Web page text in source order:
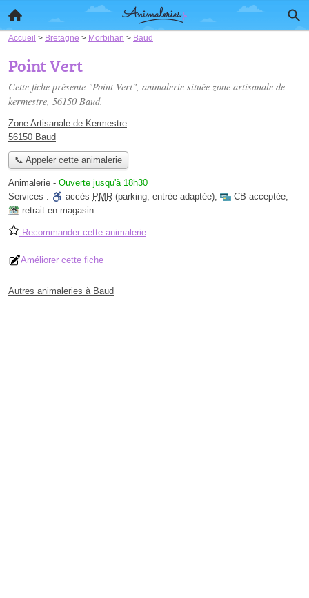
Accueil > Bretagne > Morbihan > Baud
Point Vert
Cette fiche présente "Point Vert", animalerie située zone artisanale de
kermestre, 56150 Baud.
Zone Artisanale de Kermestre
56150 Baud
📞 Appeler cette animalerie
Animalerie - Ouverte jusqu'à 18h30
Services :
accès PMR (parking, entrée adaptée), CB acceptée,
retrait en magasin
Recommander cette animalerie
Améliorer cette fiche
Autres animaleries à Baud